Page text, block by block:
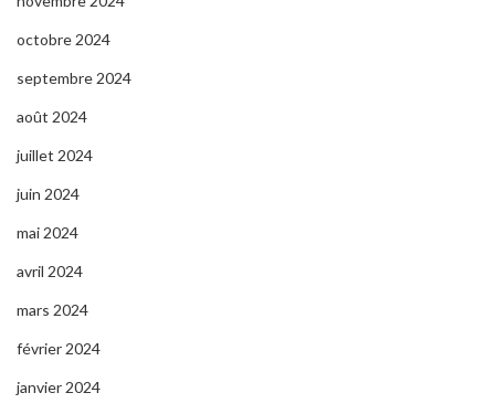
octobre 2024
septembre 2024
août 2024
juillet 2024
juin 2024
mai 2024
avril 2024
mars 2024
février 2024
janvier 2024